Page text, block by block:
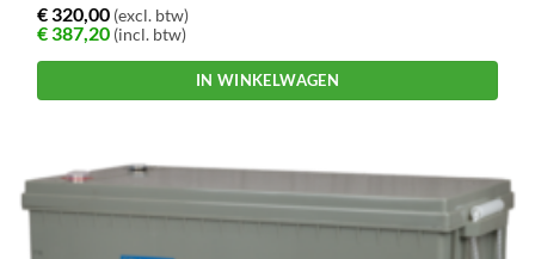
€320,00 (excl. btw)
€387,20 (incl. btw)
IN WINKELWAGEN